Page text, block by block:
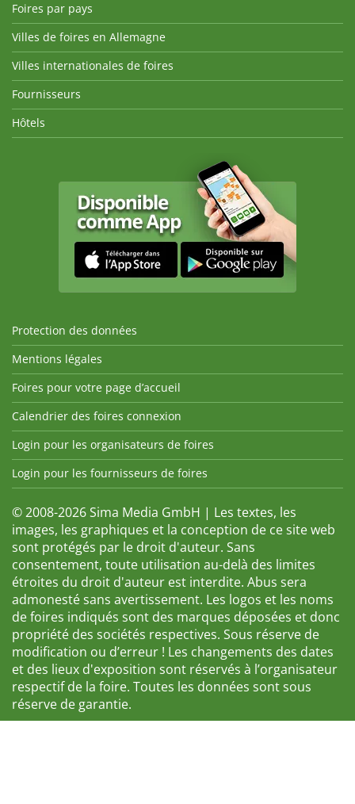
Foires par pays
Villes de foires en Allemagne
Villes internationales de foires
Fournisseurs
Hôtels
Protection des données
Mentions légales
Foires pour votre page d’accueil
Calendrier des foires connexion
Login pour les organisateurs de foires
Login pour les fournisseurs de foires
© 2008-2026 Sima Media GmbH | Les textes, les
images, les graphiques et la conception de ce site web
sont protégés par le droit d'auteur. Sans
consentement, toute utilisation au-delà des limites
étroites du droit d'auteur est interdite. Abus sera
admonesté sans avertissement. Les logos et les noms
de foires indiqués sont des marques déposées et donc
propriété des sociétés respectives. Sous réserve de
modification ou d’erreur ! Les changements des dates
et des lieux d'exposition sont réservés à l’organisateur
respectif de la foire. Toutes les données sont sous
réserve de garantie.